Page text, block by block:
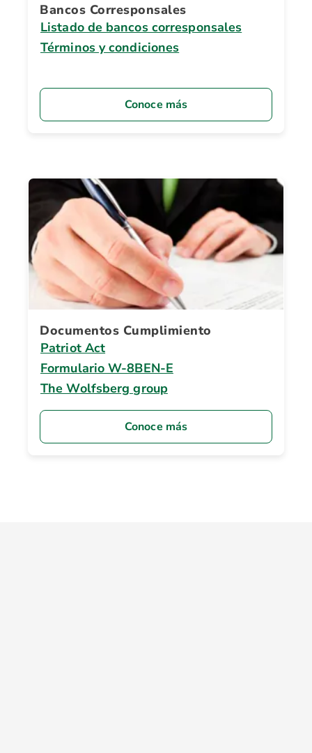
Bancos Corresponsales
Listado de bancos corresponsales
Términos y condiciones
Conoce más
Documentos Cumplimiento
Patriot Act
Formulario W-8BEN-E
The Wolfsberg group
Conoce más